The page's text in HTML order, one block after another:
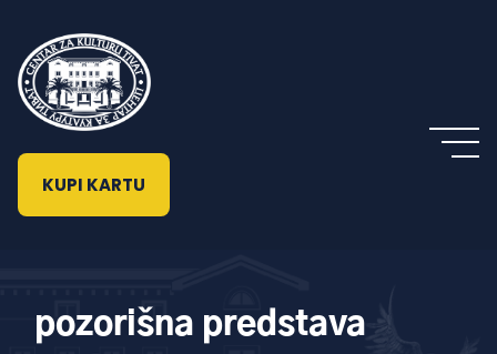
KUPI KARTU
pozorišna predstava